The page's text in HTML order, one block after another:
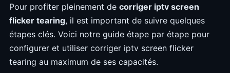
Pour profiter pleinement de corriger iptv screen
flicker tearing, il est important de suivre quelques
étapes clés. Voici notre guide étape par étape pour
configurer et utiliser corriger iptv screen flicker
tearing au maximum de ses capacités.